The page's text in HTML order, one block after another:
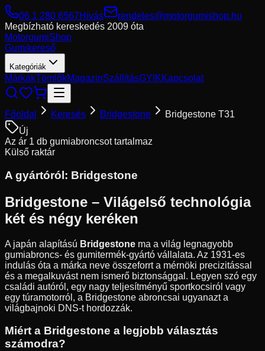
06 1 280 6567Hívás
rendeles@motorgumishop.hu
Megbízható kereskedés 2009 óta
MotorgumiShop
Gumikereső
Kategóriák
MárkákTömlőkMagazinSzállításGYIKKapcsolat
Főoldal Keresés Bridgestone
Bridgestone T31
Új
Az ár 1 db gumiabroncsot tartalmaz
Külső raktár
A gyártóról: Bridgestone
Bridgestone – Világelső technológia
két és négy keréken
A japán alapítású Bridgestone ma a világ legnagyobb
gumiabroncs- és gumitermék-gyártó vállalata. Az 1931-es
indulás óta a márka neve összeforrt a mérnöki precizitással
és a megalkuvást nem ismerő biztonsággal. Legyen szó egy
családi autóról, egy nagy teljesítményű sportkocsiról vagy
egy túramotorról, a Bridgestone abroncsai ugyanazt a
világbajnoki DNS-t hordozzák.
Miért a Bridgestone a legjobb választás
számodra?